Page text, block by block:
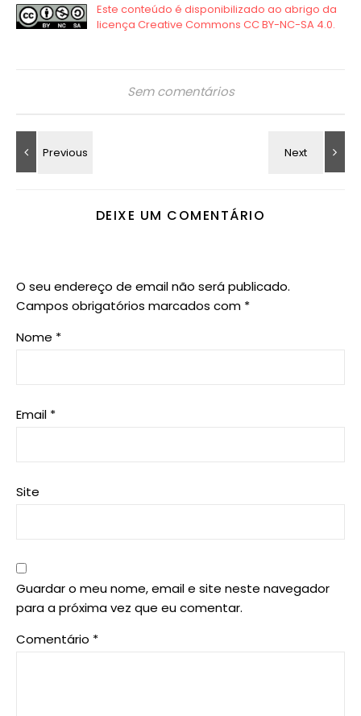
Sem comentários
DEIXE UM COMENTÁRIO
O seu endereço de email não será publicado.
Campos obrigatórios marcados com *
Nome *
Email *
Site
Guardar o meu nome, email e site neste navegador
para a próxima vez que eu comentar.
Comentário *